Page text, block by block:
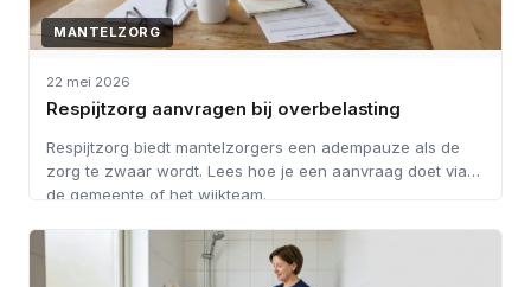
MANTELZORG
22 mei 2026
Respijtzorg aanvragen bij overbelasting
Respijtzorg biedt mantelzorgers een adempauze als de
zorg te zwaar wordt. Lees hoe je een aanvraag doet via
de gemeente of het wijkteam.